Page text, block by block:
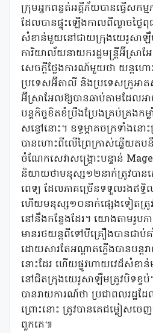
ក្រុមអ្នកពន្លត់អគ្គីភ័យបានធ្វើសកម្ម
ដែលបានផ្ទុះឡើងកាលពីល្ងាចថ្ងៃ
សំខាន់មួយនៅជាយក្រុងយេរូសាឡឹ
ការិយាល័យនាយករដ្ឋមន្ត្រីអ៊ីស្រា
សេចក្តីថ្លែងការណ៍មួយថា យន្តហ
ប្រទេសអ៊ីតាលី និងប្រទេសក្រូអ
អ៊ីស្រាអែលឱ្យបានឆាប់តាមដែលអ
បន្តកិច្ចខិតខំប្រឹងប្រែងគ្រប់គ្រងកម្
សន្ធៅនោះ។ ឧទ្ធម្ភាគចក្រទាំងន
បានហោះពីលើព្រៃក្រាស់ឆ្លើយតប
ចំណែកសេវាសង្គ្រោះបន្ទាន់
និយាយថាមនុស្ស១២នាក់ត្រូវបានគ
ពេទ្យ ដែលភាគច្រើនទទួលរងឥទ្
ហើយមនុស្ស១០នាក់ផ្សេងទៀតត្រូ
នៅនឹងកន្លែងដែរ។ យោងតាមរូបភា
មានរថយន្តពីទៅបីគ្រឿងបានជាប់គាំ
ដោយសារតែអណ្តាតភ្លើងបានបន្
នោះដែរ ហើយផ្លូវហាយវេដ៏សំខា
នៅជិតក្រុងយេរូសាឡឹមត្រូវបិទខ្
បានរាយការណ៍ថា ប្រជាពលរដ្ឋដ
ព្រោះនោះ ត្រូវបានគេជម្លៀសចេញ
ពួកគេ៕